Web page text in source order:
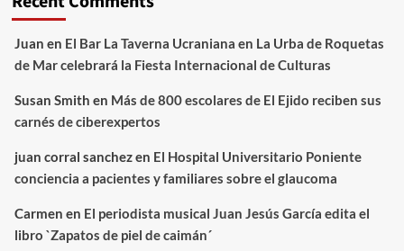
Juan en El Bar La Taverna Ucraniana en La Urba de Roquetas
de Mar celebrará la Fiesta Internacional de Culturas
Susan Smith en Más de 800 escolares de El Ejido reciben sus
carnés de ciberexpertos
juan corral sanchezen El Hospital Universitario Poniente
conciencia a pacientes y familiares sobre el glaucoma
Carmen en El periodista musical Juan Jesús García edita el
libro `Zapatos de piel de caimán´